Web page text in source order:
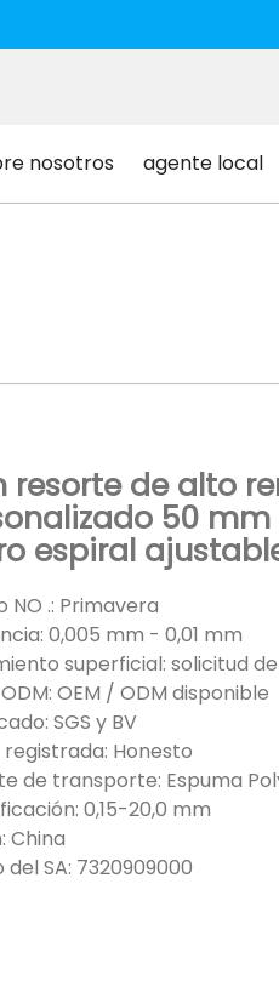
nosotros agente local
resorte de alto
50
espiral
NO .: Primavera
0,005 mm - 0,01 mm
superficial: solicitud
OEM / ODM disponible
SGS y BV
Honesto
de transporte: Espuma
0,15-20,0 mm
China
del SA: 7320909000